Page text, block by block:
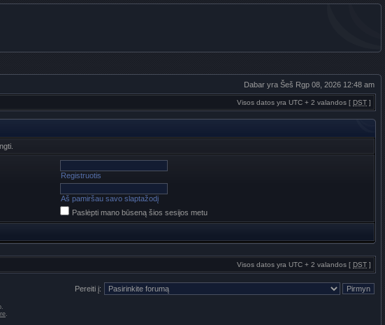
Dabar yra Šeš Rgp 08, 2026 12:48 am
Visos datos yra UTC + 2 valandos [ DST ]
Registruotis
Aš pamiršau savo slaptažodį
Paslėpti mano būseną šios sesijos metu
Visos datos yra UTC + 2 valandos [ DST ]
Pereiti į:
.